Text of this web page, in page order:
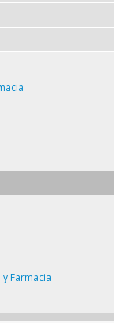
Farmacia